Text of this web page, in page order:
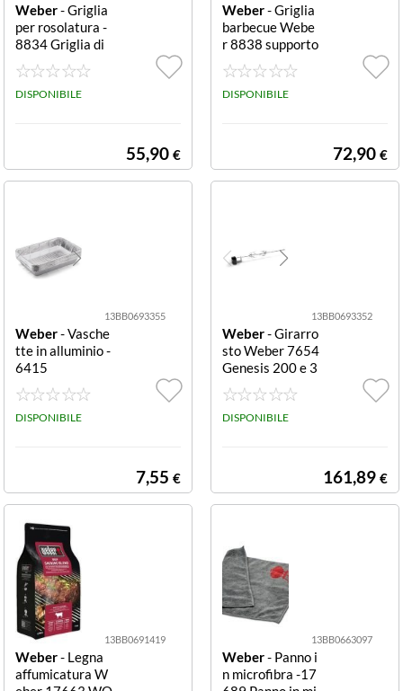
Weber- Griglia
per rosolatura -
8834 Griglia di
cottura Gourme
t BBQ System in
ghisa smaltata,
DISPONIBILE
55,90 €
Weber- Griglia
barbecue Webe
r 8838 supporto
cottura pollame
Cromo lucido su
pporto cottura p
DISPONIBILE
72,90 €
13BB0693355
Weber- Vasche
tte in alluminio -
6415
DISPONIBILE
7,55 €
13BB0693352
Weber- Girarro
sto Weber 7654
Genesis 200 e 3
00 Inox Genesis
200 e 300
DISPONIBILE
161,89 €
13BB0691419
Weber- Legna
affumicatura W
13BB0663097
Weber- Panno i
n microfibra -17